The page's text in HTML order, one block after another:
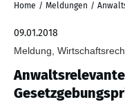
Home / Meldungen /
09.01.2018
Meldung,
Anwaltsrelevante